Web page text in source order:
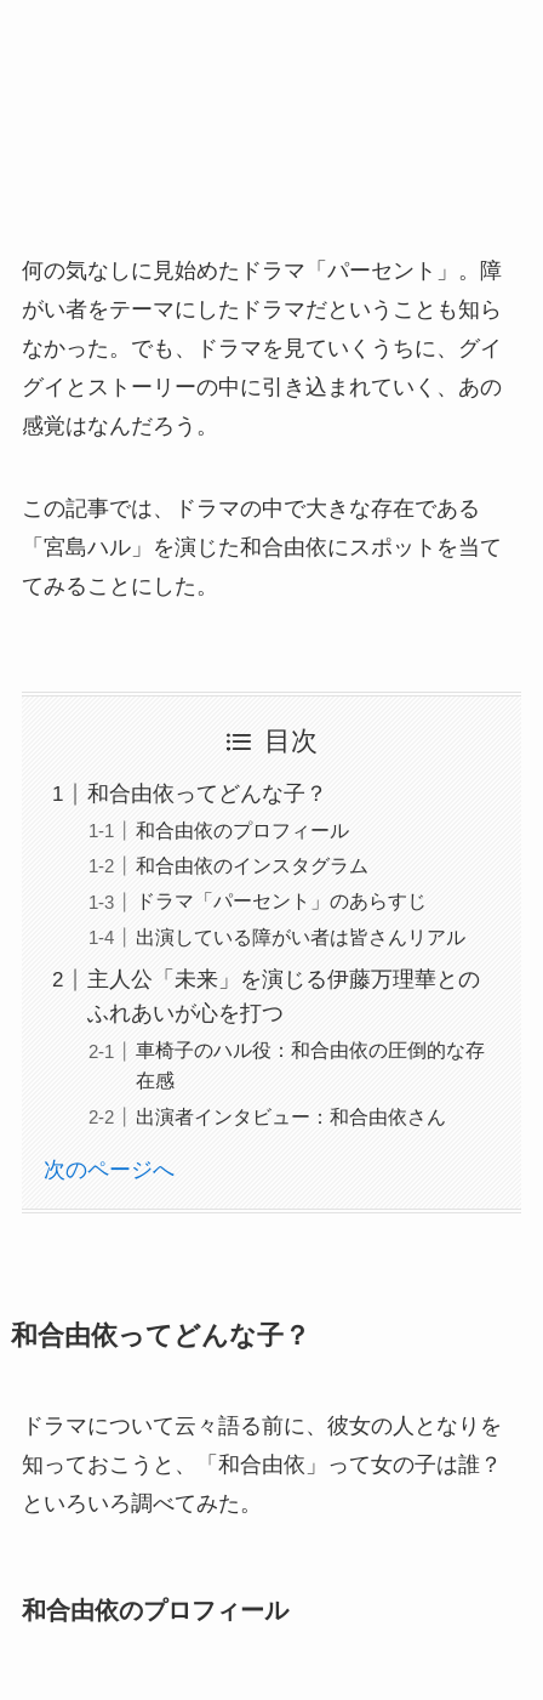
何の気なしに見始めたドラマ「パーセント」。障
がい者をテーマにしたドラマだということも知ら
なかった。でも、ドラマを見ていくうちに、グイ
グイとストーリーの中に引き込まれていく、あの
感覚はなんだろう。
この記事では、ドラマの中で大きな存在である
「宮島ハル」を演じた和合由依にスポットを当て
てみることにした。
目次
和合由依ってどんな子？
和合由依のプロフィール
和合由依のインスタグラム
ドラマ「パーセント」のあらすじ
出演している障がい者は皆さんリアル
主人公「未来」を演じる伊藤万理華との
ふれあいが心を打つ
車椅子のハル役：和合由依の圧倒的な存
在感
出演者インタビュー：和合由依さん
次のページへ
和合由依ってどんな子？
ドラマについて云々語る前に、彼女の人となりを
知っておこうと、「和合由依」って女の子は誰？
といろいろ調べてみた。
和合由依のプロフィール